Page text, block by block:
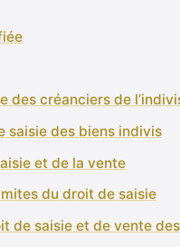
des créanciers de
saisie des biens indivis
et de la vente
du droit de saisie
de saisie et de vente